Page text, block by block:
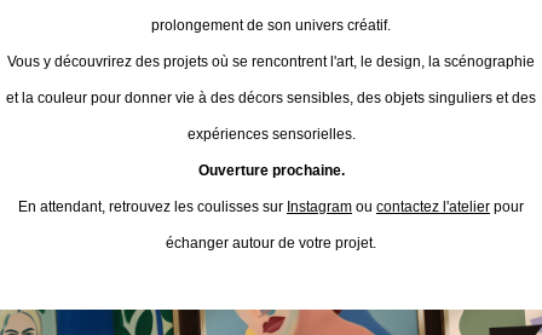
prolongement de son univers créatif.
Vous y découvrirez des projets où se rencontrent l'art, le design, la scénographie
et la couleur pour donner vie à des décors sensibles, des objets singuliers et des
expériences sensorielles.
Ouverture prochaine.
En attendant, retrouvez les coulisses sur Instagram ou contactez l'atelier pour
échanger autour de votre projet.